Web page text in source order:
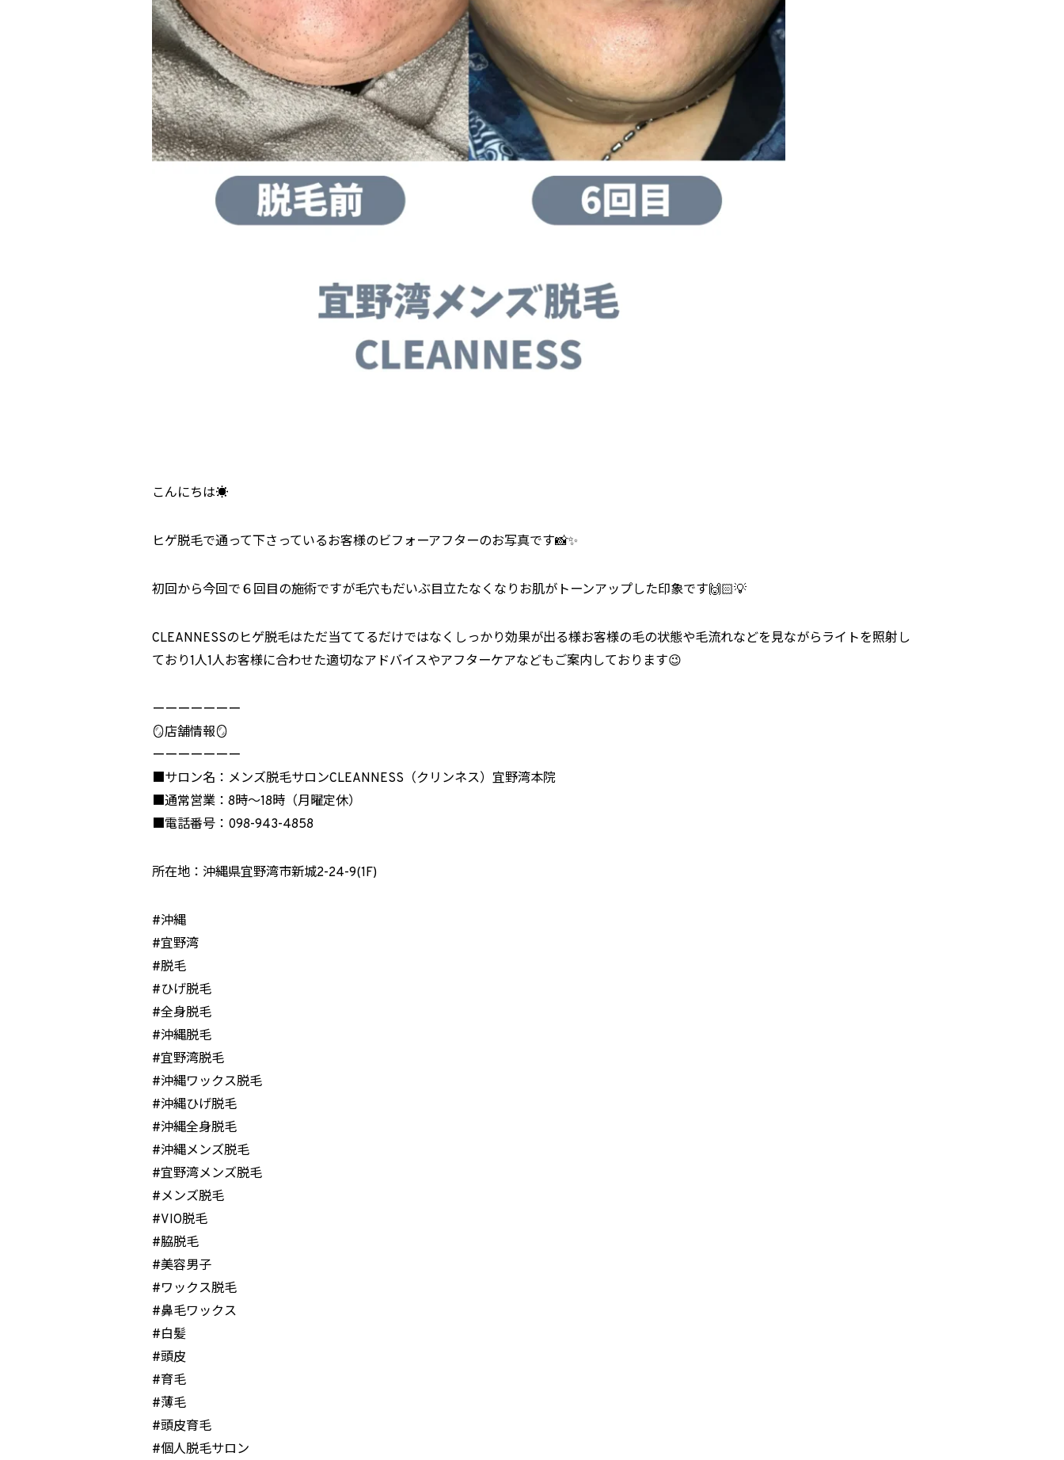
こんにちは☀️
ヒゲ脱毛で通って下さっているお客様のビフォーアフターのお写真です📸✨
初回から今回で６回目の施術ですが毛穴もだいぶ目立たなくなりお肌がトーンアップした印象です🙌🏻💡
CLEANNESSのヒゲ脱毛はただ当ててるだけではなくしっかり効果が出る様お客様の毛の状態や毛流れなどを見ながらライトを照射し
ており1人1人お客様に合わせた適切なアドバイスやアフターケアなどもご案内しております😉
ーーーーーーー
🪞店舗情報🪞
ーーーーーーー
■サロン名：メンズ脱毛サロンCLEANNESS（クリンネス）宜野湾本院
■通常営業：8時～18時（月曜定休）
■電話番号：098-943-4858
所在地：沖縄県宜野湾市新城2-24-9(1F)
#沖縄
#宜野湾
#脱毛
#ひげ脱毛
#全身脱毛
#沖縄脱毛
#宜野湾脱毛
#沖縄ワックス脱毛
#沖縄ひげ脱毛
#沖縄全身脱毛
#沖縄メンズ脱毛
#宜野湾メンズ脱毛
#メンズ脱毛
#VIO脱毛
#脇脱毛
#美容男子
#ワックス脱毛
#鼻毛ワックス
#白髪
#頭皮
#育毛
#薄毛
#頭皮育毛
#個人脱毛サロン